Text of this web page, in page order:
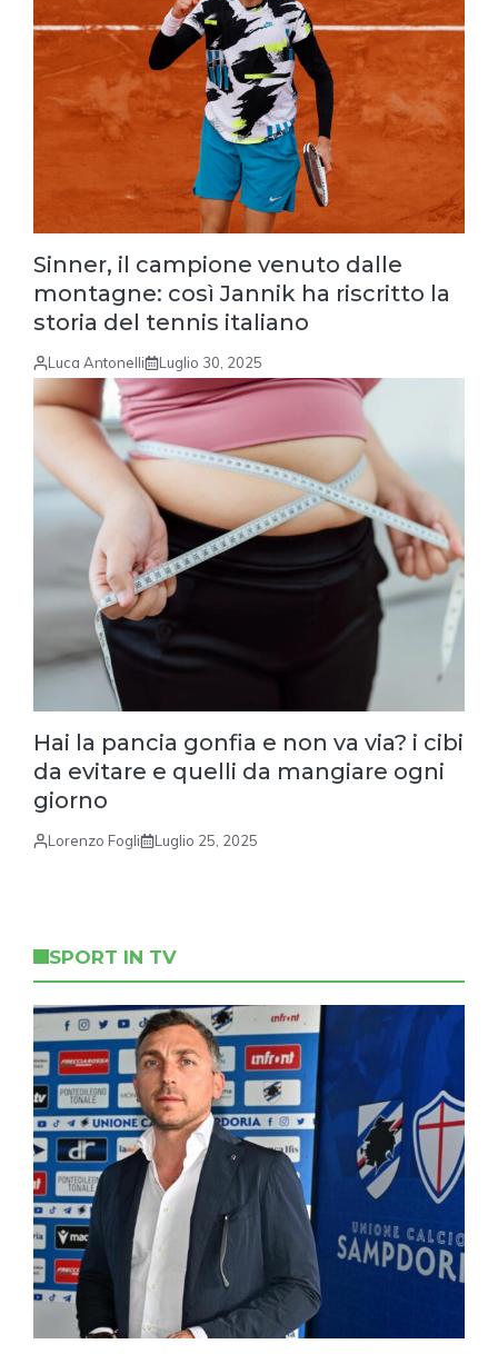
Sinner, il campione venuto dalle
montagne: così Jannik ha riscritto la
storia del tennis italiano
Luca Antonelli Luglio 30, 2025
Hai la pancia gonfia e non va via? i cibi
da evitare e quelli da mangiare ogni
giorno
Lorenzo Fogli Luglio 25, 2025
SPORT IN TV